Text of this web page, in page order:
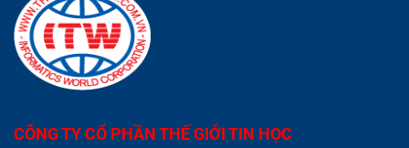
CÔNG TY CỔ PHẦN THẾ GIỚI TIN HỌC